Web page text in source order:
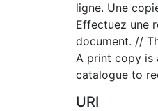
ligne. Une
Effectuez une
document. //
A print copy is
catalogue to
URI